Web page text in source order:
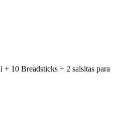
+ 10 Breadsticks + 2 salsitas para